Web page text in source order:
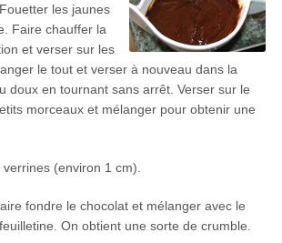
Fouetter les jaunes
Faire chauffer la
et verser sur les
le tout et verser à nouveau dans la
doux en tournant sans arrêt. Verser sur le
morceaux et mélanger pour obtenir une
(environ 1 cm).
fondre le chocolat et mélanger avec le
On obtient une sorte de crumble.